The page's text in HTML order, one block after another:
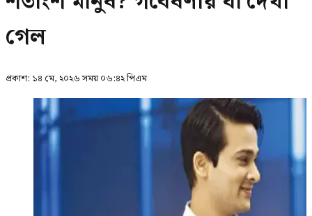
গেল
প্রকাশ: ১৪ মে, ২০২৬ সময় ০৬:৪২ পিএম